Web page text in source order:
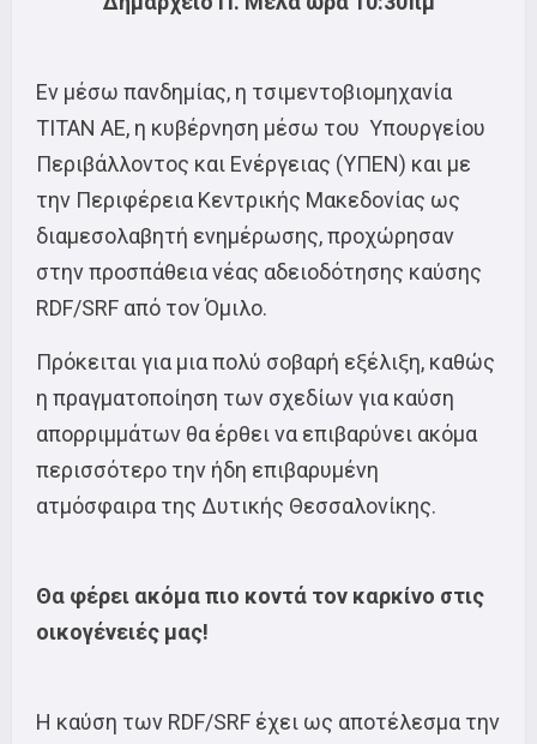
Εν μέσω πανδημίας, η τσιμεντοβιομηχανία
ΤΙΤΑΝ ΑΕ, η κυβέρνηση μέσω του Υπουργείου
Περιβάλλοντος και Ενέργειας (ΥΠΕΝ) και με
την Περιφέρεια Κεντρικής Μακεδονίας ως
διαμεσολαβητή ενημέρωσης, προχώρησαν
στην προσπάθεια νέας αδειοδότησης καύσης
RDF/SRF από τον Όμιλο.
Πρόκειται για μια πολύ σοβαρή εξέλιξη, καθώς
η πραγματοποίηση των σχεδίων για καύση
απορριμμάτων θα έρθει να επιβαρύνει ακόμα
περισσότερο την ήδη επιβαρυμένη
ατμόσφαιρα της Δυτικής Θεσσαλονίκης.
Θα φέρει ακόμα πιο κοντά τον καρκίνο στις
οικογένειές μας!
Η καύση των RDF/SRF έχει ως αποτέλεσμα την